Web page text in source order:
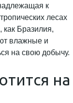
к
лесах
Бразилия,
влажные и
на свою добычу.
на